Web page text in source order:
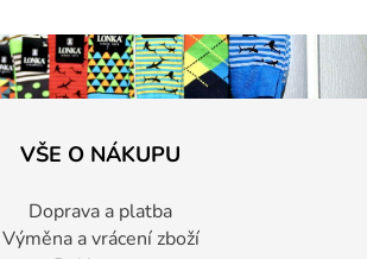
VŠE O NÁKUPU
Doprava a platba
Výměna a vrácení zboží